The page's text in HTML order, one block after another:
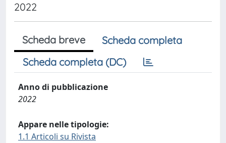
2022
Scheda breve
Scheda completa
Scheda completa (DC)
Anno di pubblicazione
2022
Appare nelle tipologie:
1.1 Articoli su Rivista